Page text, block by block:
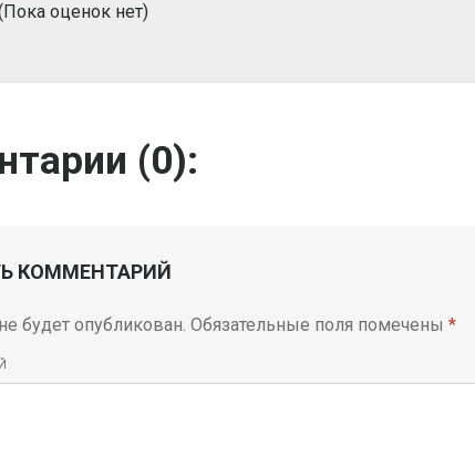
оценок нет)
(0):
КОММЕНТАРИЙ
будет опубликован. Обязательные поля помечены*